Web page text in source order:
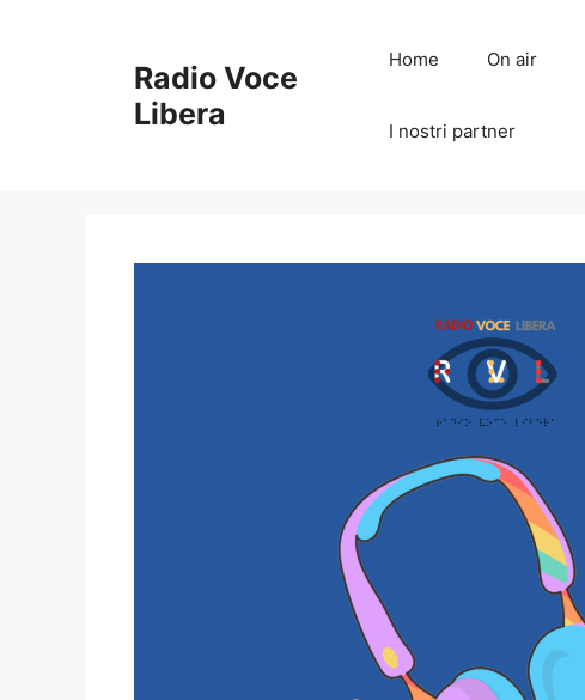
Radio Voce
Libera
Home On air
I nostri partner